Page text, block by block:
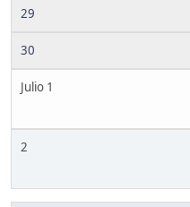
29
30
Julio 1
2